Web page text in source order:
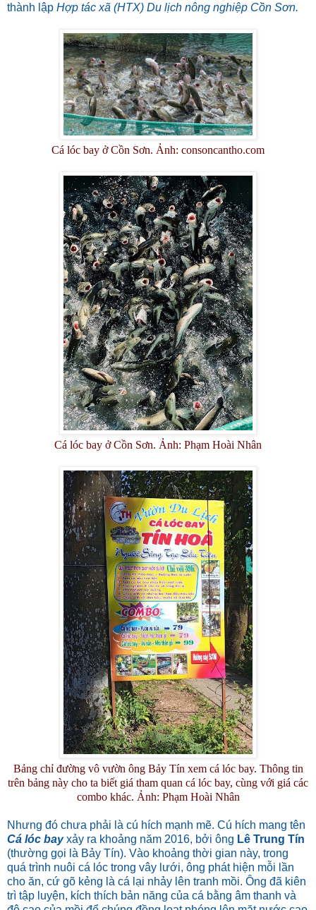
thành lập Hợp tác xã (HTX) Du lịch nông nghiệp Cồn Sơn.
Cá lóc bay ở Cồn Sơn. Ảnh: consoncantho.com
Cá lóc bay ở Cồn Sơn. Ảnh: Phạm Hoài Nhân
Bảng chỉ đường vô vườn ông Bảy Tín xem cá lóc bay. Thông tin
trên bảng này cho ta biết giá tham quan cá lóc bay, cùng với giá các
combo khác. Ảnh: Phạm Hoài Nhân
Nhưng đó chưa phải là cú hích mạnh mẽ. Cú hích mang tên
Cá lóc bayxảy ra khoảng năm 2016, bởi ông Lê Trung Tín
(thường gọi là Bảy Tín). Vào khoảng thời gian này, trong
quá trình nuôi cá lóc trong vây lưới, ông phát hiện mỗi lần
cho ăn, cứ gõ kẻng là cá lại nhảy lên tranh mồi. Ông đã kiên
trì tập luyện, kích thích bản năng của cá bằng âm thanh và